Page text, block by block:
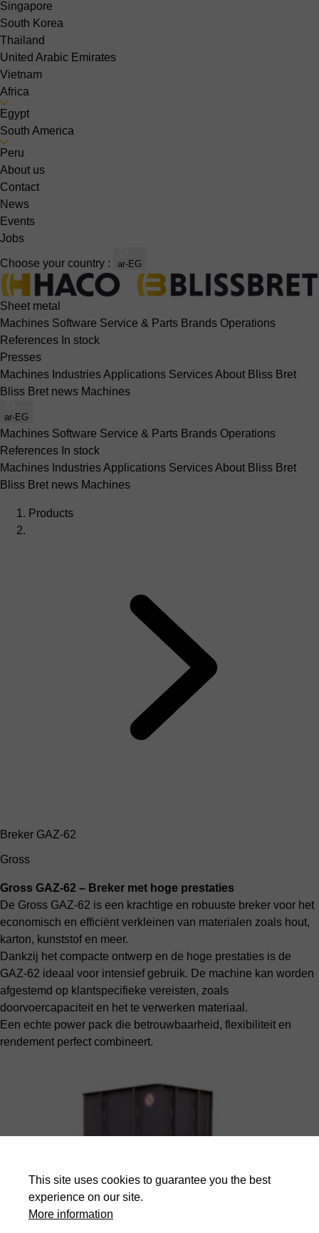
Singapore
South Korea
Thailand
United Arabic Emirates
Vietnam
Africa
Egypt
South America
Peru
About us
Contact
News
Events
Jobs
Choose your country : ar-EG
Sheet metal
Machines Software Service & Parts Brands Operations
References In stock
Presses
Machines IndustriesApplications ServicesAbout Bliss Bret
Bliss Bret news Machines
ar-EG
Machines Software Service & Parts Brands Operations
References In stock
Machines IndustriesApplications ServicesAbout Bliss Bret
Bliss Bret news Machines
Products
Breker GAZ-62
Gross
Gross GAZ-62 – Breker met hoge prestaties
De Gross GAZ-62 is een krachtige en robuuste breker voor het
economisch en efficiënt verkleinen van materialen zoals hout,
karton, kunststof en meer.
Dankzij het compacte ontwerp en de hoge prestaties is de
GAZ-62 ideaal voor intensief gebruik. De machine kan worden
afgestemd op klantspecifieke vereisten, zoals
doorvoercapaciteit en het te verwerken materiaal.
Een echte power pack die betrouwbaarheid, flexibiliteit en
rendement perfect combineert.
This site uses cookies to guarantee you the best
experience on our site.
More information